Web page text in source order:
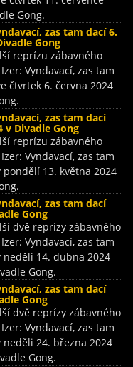
Gong.
zas tam dací 6.
Gong
reprízu zábavného
Vyndavací, zas tam
čtvrtek 6. června 2024
zas tam dací
v Divadle Gong
reprízu zábavného
Vyndavací, zas tam
13. května 2024
zas tam dací
Gong
dvě reprízy zábavného
Vyndavací, zas tam
neděli 14. dubna 2024
Gong.
zas tam dací
Gong
dvě reprízy zábavného
Vyndavací, zas tam
24. března 2024
Gong.